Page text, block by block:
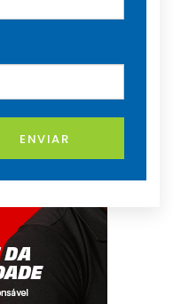
ENVIAR